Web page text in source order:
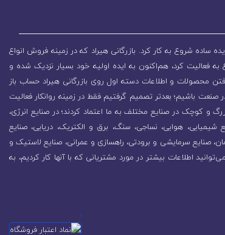
ساده شروع به کار کرد. بازرگانی هیراد که در زمینه فروش انواع
فعالیت کرد، هم‌اکنون به ایده اولیه خود بسیار نزدیک شده و
محصولات و اطلاعات دسته اول روی بازرگانی هیراد حساب باز
باشیم؛ بعدتر تصمیم گرفتیم فقط در زمینه روانکار فعالیت
روزافزون مجموعه شد. در همین راستا بیش از 800 شرکت بزرگ و کوچک در صنایع مختلف به ما اعتماد کردند؛ در صنایع انرژی،
شیمیایی، هوایی، نساجی، سنگ، برق و الکتریک، دریایی، صنایع
صنایع سرمایشی و برودتی، راهسازی و عمرانی، صنایع لاستیک و
اطلاعات بیشتر در مورد مشتریانی که با آنها کار کردیم، به